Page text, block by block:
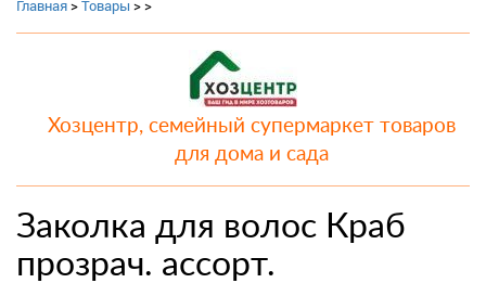
Главная>Товары >>
Хозцентр, семейный супермаркет товаров
для дома и сада
Заколка для волос Краб
прозрач. ассорт.